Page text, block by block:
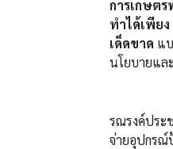
การเกษต
ทำได้เพีย
เด็ดขาด แ
นโยบายแล
วัฒนธร
รณรงค์ประ
จ่ายอุปกรณ์